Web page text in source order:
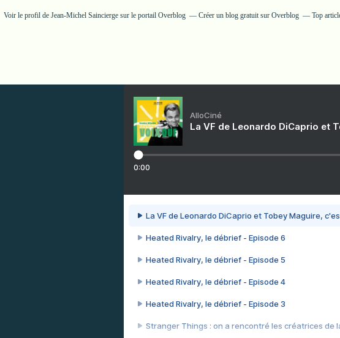
Voir le profil de Jean-Michel Sainciergesur le portail Overblog Créer un blog gratuit sur Overblog Top
AlloCiné
La VF de Leonardo DiCaprio et
0:00
La VF de Leonardo DiCaprio et Tobey Maguire,
Heated Rivalry, le débrief - Episode 6
Heated Rivalry, le débrief - Episode 5
Heated Rivalry, le débrief - Episode 4
Heated Rivalry, le débrief - Episode 3
Stranger Things : on a rencontré les créatrices de